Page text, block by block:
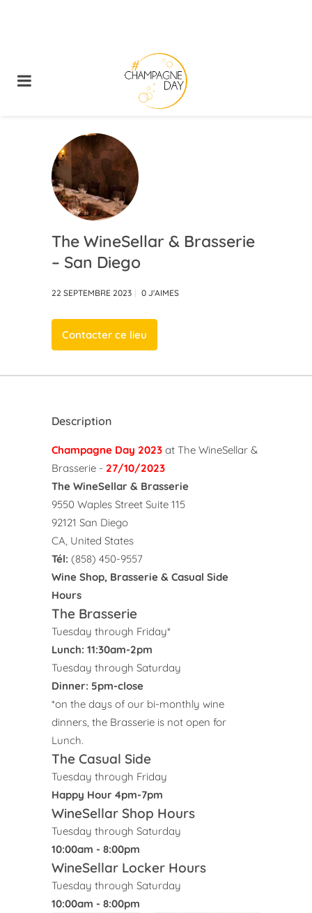
The WineSellar & Brasserie
– San Diego
22 SEPTEMBRE 2023 0 J'AIMES
Contacter ce lieu
Description
Champagne Day 2023 at The WineSellar &
Brasserie - 27/10/2023
The WineSellar & Brasserie
9550 Waples Street Suite 115
92121 San Diego
CA, United States
Tél: (858) 450-9557
Wine Shop, Brasserie & Casual Side
Hours
The Brasserie
Tuesday through Friday*
Lunch: 11:30am-2pm
Tuesday through Saturday
Dinner: 5pm-close
*on the days of our bi-monthly wine
dinners, the Brasserie is not open for
Lunch.
The Casual Side
Tuesday through Friday
Happy Hour 4pm-7pm
WineSellar Shop Hours
Tuesday through Saturday
10:00am - 8:00pm
WineSellar Locker Hours
Tuesday through Saturday
10:00am - 8:00pm